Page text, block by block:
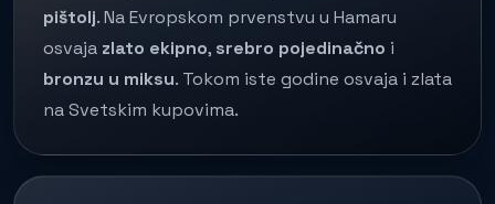
pištolj. Na Evropskom prvenstvu u Hamaru
osvaja zlato ekipno, srebro pojedinačno i
bronzu u miksu. Tokom iste godine osvaja i zlata
na Svetskim kupovima.